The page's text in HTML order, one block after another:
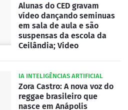
Alunas do CED gravam
vídeo dançando seminuas
em sala de aula e são
suspensas da escola da
Ceilândia; Video
IA INTELIGÊNCIAS ARTIFICIAL
Zora Castro: A nova voz do
reggae brasileiro que
nasce em Anápolis